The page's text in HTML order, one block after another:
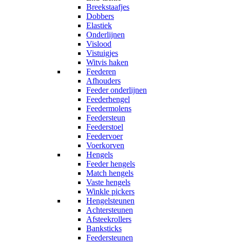
Breekstaafjes
Dobbers
Elastiek
Onderlijnen
Vislood
Vistuigjes
Witvis haken
Feederen
Afhouders
Feeder onderlijnen
Feederhengel
Feedermolens
Feedersteun
Feederstoel
Feedervoer
Voerkorven
Hengels
Feeder hengels
Match hengels
Vaste hengels
Winkle pickers
Hengelsteunen
Achtersteunen
Afsteekrollers
Banksticks
Feedersteunen